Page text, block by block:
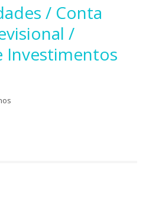
/ Conta
/
Investimentos